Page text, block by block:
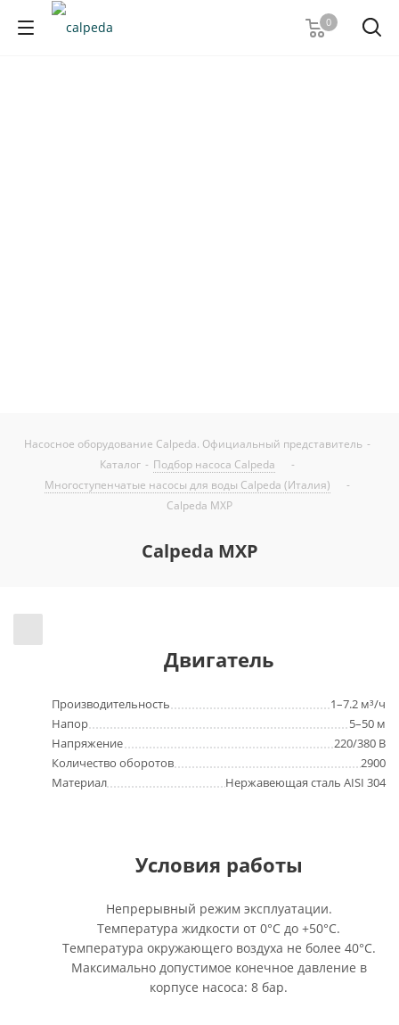
0
Насосное оборудование Calpeda. Официальный представитель -
Каталог - Подбор насоса Calpeda
-
Многоступенчатые насосы для воды Calpeda (Италия)
-
Calpeda MXP
Calpeda MXP
Двигатель
Производительность
1–7.2 м³/ч
Напор
5–50 м
Напряжение
220/380 В
Количество оборотов
2900
Материал
Нержавеющая сталь AISI 304
Условия работы
Непрерывный режим эксплуатации.
Температура жидкости от 0°C до +50°C.
Температура окружающего воздуха не более 40°C.
Максимально допустимое конечное давление в
корпусе насоса: 8 бар.